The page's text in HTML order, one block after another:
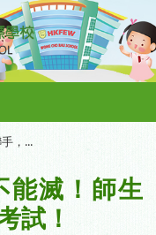
，...
能滅！師生
試！